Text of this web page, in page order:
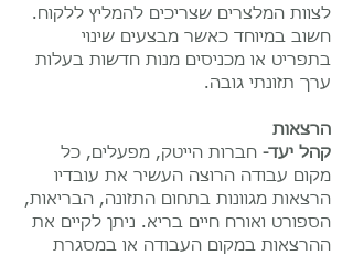
לצוות המלצרים שצריכים להמליץ ללקוח.
חשוב במיוחד כאשר מבצעים שינוי
בתפריט או מכניסים מנות חדשות בעלות
ערך תזונתי גובה. ​
הרצאות
קהל יעד- חברות הייטק, מפעלים, כל
מקום עבודה הרוצה העשיר את עובדיו
הרצאות מגוונות בתחום התזונה, הבריאות,
הספורט ואורח חיים בריא. ניתן לקיים את
ההרצאות במקום העבודה או במסגרת